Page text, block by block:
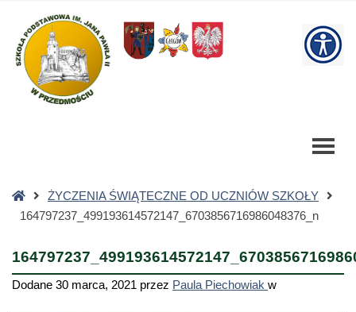
Szkoła
Podstawowa
Strona
główna
ŻYCZENIA ŚWIĄTECZNE OD UCZNIÓW SZKOŁY
164797237_499193614572147_6703856716986048376_n
Dodane 30 marca, 2021 przez Paula Piechowiak w